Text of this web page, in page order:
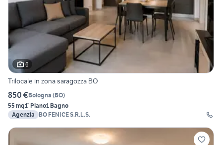
6
Trilocale in zona saragozza BO
850 €Bologna (BO)
55 mq1° Piano1 Bagno
Agenzia
BO FENICE S.R.L.S.